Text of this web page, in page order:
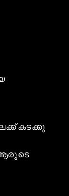
കടക്കു
ആരുടെ